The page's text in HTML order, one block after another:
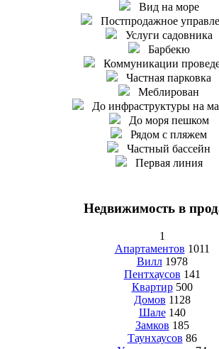
Вид на море
Постпродажное
Услуги садовника
Барбекю
Коммуникации
Частная парковка
Меблирован
До инфраструктуры на
До моря пешком
Рядом с пляжем
Частный бассейн
Первая линия
Недвижимость в
1
Апартаментов 1011
Вилл 1978
Пентхаусов 141
Квартир 500
Домов 1128
Шале 140
Замков 185
Таунхаусов 86